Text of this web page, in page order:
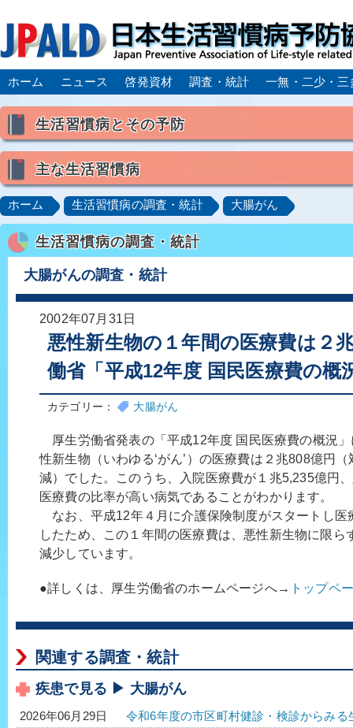
ホーム ニュース 啓発資材 調査・統計 一無・二少・三
生活習慣病とその予防
喫煙
食生活
主な生活習慣病
高血圧 脂質異常症（高脂血症） 糖尿病
肥満症／メタボリックシンドローム
動脈硬化
心
脂肪肝／NAFLD／NASH
アルコール肝疾患
ロコモティブシンドローム／サルコペニア／フレイル
ホーム 生活習慣病の調査・統計 大腸がん
生活習慣病の調査・統計
大腸がんの調査・統計
2002年07月31日
悪性新生物の１年間の医療費は２
働省「平成12年度 国民医療費の概
カテゴリー： 大腸がん
厚生労働省発表の「平成12年度 国民医療費の概況
性新生物（いわゆる‘がん’）の医療費は２兆808億円
減）でした。このうち、入院医療費が１兆5,235億円
医療費の比率が高い病気であることがわかります。
なお、平成12年４月に介護保険制度がスタートし医
したため、この１年間の医療費は、悪性新生物に限ら
減少しています。
●詳しくは、厚生労働省のホームページへ→ トップペ
関連する調査・統計
疾患で見る ▶ 大腸がん
2026年06月29日
令和6年度の市区町村健診・検診からみ